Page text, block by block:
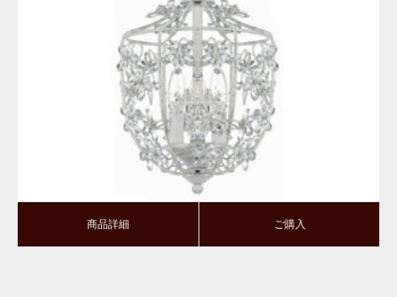
ご購入
商品詳細 ご購入